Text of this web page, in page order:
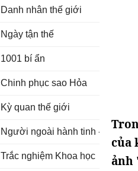
của
ảnh
Danh nhân thế giới
Ngày tận thế
1001 bí ẩn
Chinh phục sao Hỏa
Kỳ quan thế giới
Người ngoài hành tinh - UFO
Trắc nghiệm Khoa học